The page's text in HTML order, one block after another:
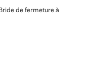
de fermeture à